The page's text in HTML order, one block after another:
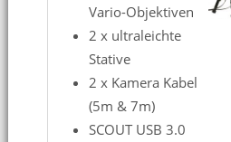
Vario-Objektiven
2 x ultraleichte
Stative
2 x Kamera Kabel
(5m & 7m)
SCOUT USB 3.0